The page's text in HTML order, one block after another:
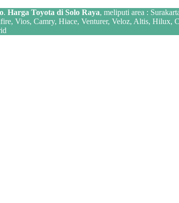
. Harga Toyota di Solo Raya, meliputi area :
Vios, Camry, Hiace, Venturer, Veloz, Altis,